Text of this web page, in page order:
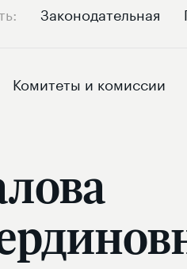
Законодательная
Комитеты и комиссии